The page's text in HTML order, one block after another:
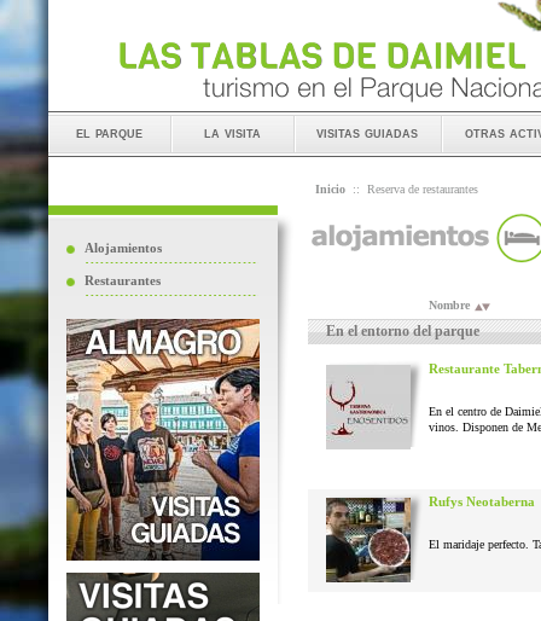
el parque la visita visitas guiadas otras
Alojamientos
Restaurantes
Inicio :: Reserva de restaurantes
Nombre
En el entorno del parque
Restaurante
En el centro de
vinos. Disponen de
Rufys Neotaberna
El maridaje perfecto.